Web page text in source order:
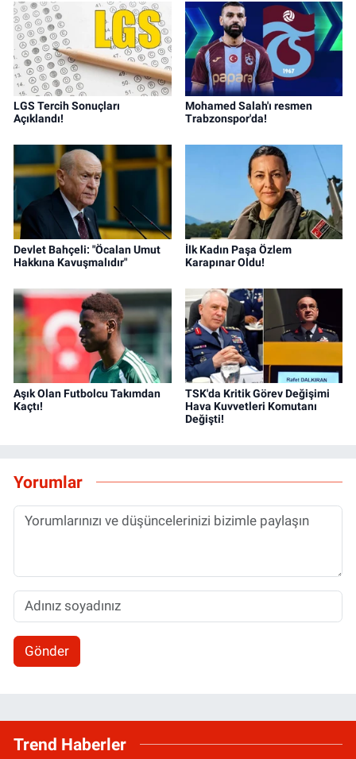
dijital pazarlama alanında değer yaratmayı
hedefliyorum.
LGS Tercih Sonuçları
Açıklandı!
Mohamed Salah'ı resmen
Trabzonspor'da!
Devlet Bahçeli: "Öcalan Umut
Hakkına Kavuşmalıdır"
İlk Kadın Paşa Özlem
Karapınar Oldu!
Aşık Olan Futbolcu Takımdan
Kaçtı!
TSK'da Kritik Görev Değişimi
Hava Kuvvetleri Komutanı
Değişti!
Yorumlar
Gönder
Trend Haberler